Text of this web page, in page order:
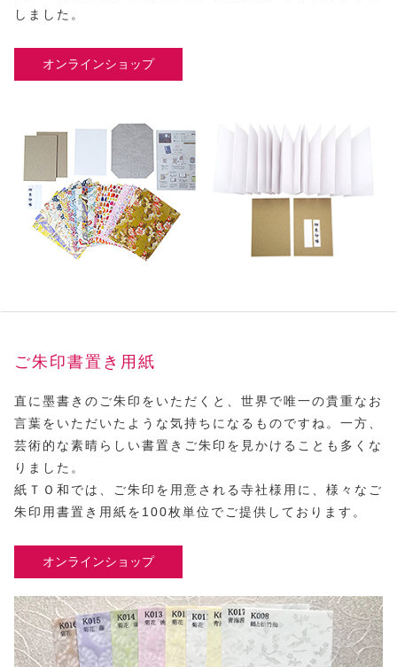
しました。
オンラインショップ
ご朱印書置き用紙
直に墨書きのご朱印をいただくと、世界で唯一の貴重なお
言葉をいただいたような気持ちになるものですね。一方、
芸術的な素晴らしい書置きご朱印を見かけることも多くな
りました。
紙ＴＯ和では、ご朱印を用意される寺社様用に、様々なご
朱印用書置き用紙を100枚単位でご提供しております。
オンラインショップ